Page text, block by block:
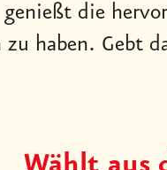
die
haben. Gebt